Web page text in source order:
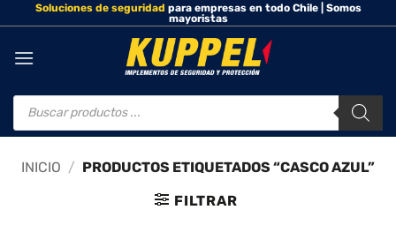
Saltar
al
contenido
Soluciones de seguridad para empresas en todo Chile | Somos
mayoristas
Búsqueda
INICIO / PRODUCTOS ETIQUETADOS “CASCO AZUL”
FILTRAR